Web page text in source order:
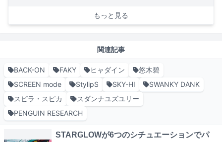
もっと見る
関連記事
BACK-ON FAKY ヒャダイン
悠木碧
SCREEN mode
StylipS SKY-HI
SWANKY DANK
スピラ・スピカ
スダンナユズユリー
PENGUIN RESEARCH
STARGLOWが6つのシチュエーションでパ